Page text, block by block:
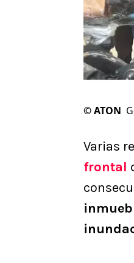
©ATON
Varias
frontal